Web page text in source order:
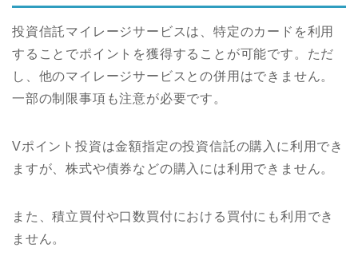
投資信託マイレージサービスは、特定のカードを利用
することでポイントを獲得することが可能です。ただ
し、他のマイレージサービスとの併用はできません。
一部の制限事項も注意が必要です。
Vポイント投資は金額指定の投資信託の購入に利用でき
ますが、株式や債券などの購入には利用できません。
また、積立買付や口数買付における買付にも利用でき
ません。